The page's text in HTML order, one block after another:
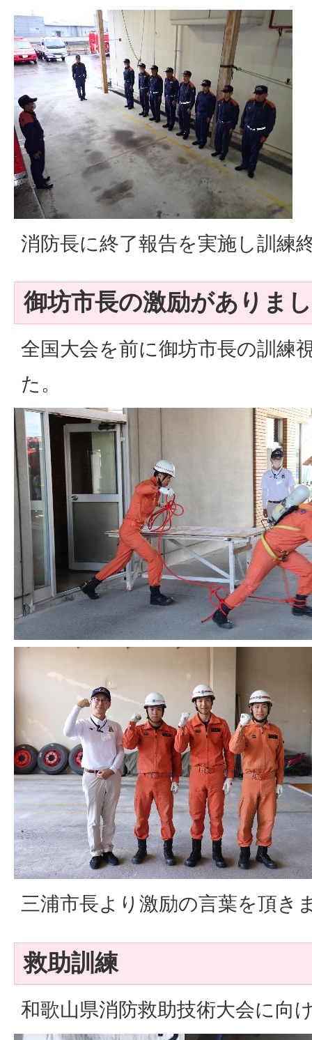
消防長に終了報告を実施し訓練
御坊市長の激励がありま
全国大会を前に御坊市長の訓練
た。
三浦市長より激励の言葉を頂き
救助訓練
和歌山県消防救助技術大会に向